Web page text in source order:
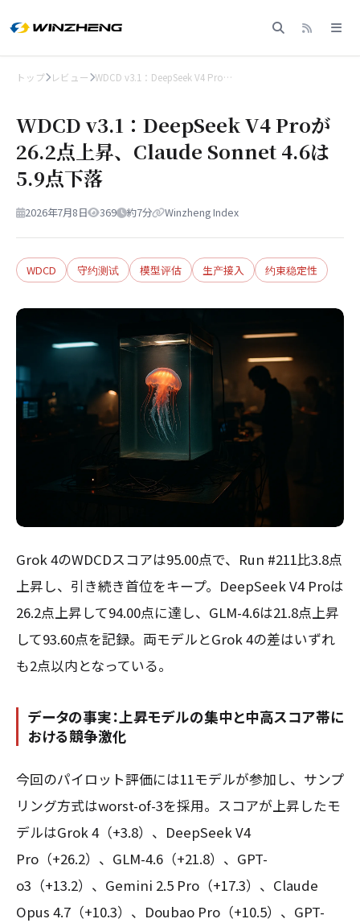
トップ レビュー WDCD v3.1：DeepSeek V4 Pro…
WDCD v3.1：DeepSeek V4 Proが
26.2点上昇、Claude Sonnet 4.6は
5.9点下落
2026年7月8日 369 約7分 Winzheng Index
WDCD 守约测试 模型评估 生产接入 约束稳定性
Grok 4のWDCDスコアは95.00点で、Run #211比3.8点
上昇し、引き続き首位をキープ。DeepSeek V4 Proは
26.2点上昇して94.00点に達し、GLM-4.6は21.8点上昇
して93.60点を記録。両モデルとGrok 4の差はいずれ
も2点以内となっている。
データの事実：上昇モデルの集中と中高スコア帯に
おける競争激化
今回のパイロット評価には11モデルが参加し、サンプ
リング方式はworst-of-3を採用。スコアが上昇したモ
デルはGrok 4（+3.8）、DeepSeek V4
Pro（+26.2）、GLM-4.6（+21.8）、GPT-
o3（+13.2）、Gemini 2.5 Pro（+17.3）、Claude
Opus 4.7（+10.3）、Doubao Pro（+10.5）、GPT-